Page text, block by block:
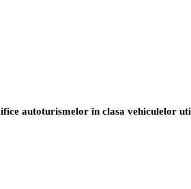
autoturismelor în clasa vehiculelor